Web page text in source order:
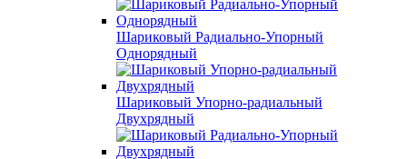
Шариковый Радиально-Упорный
Однорядный
Шариковый Упорно-радиальный
Двухрядный